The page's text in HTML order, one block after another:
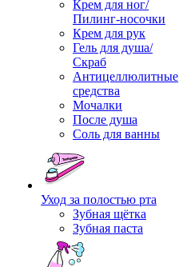
Крем для ног/
Пилинг-носочки
Крем для рук
Гель для душа/
Скраб
Антицеллюлитные
средства
Мочалки
После душа
Соль для ванны
Уход за полостью рта
Зубная щётка
Зубная паста